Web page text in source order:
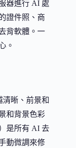
器進行 AI 處
證件照、商
背軟體。一
。
晰、前景和
和背景色彩
是所有 AI 去
動微調來修